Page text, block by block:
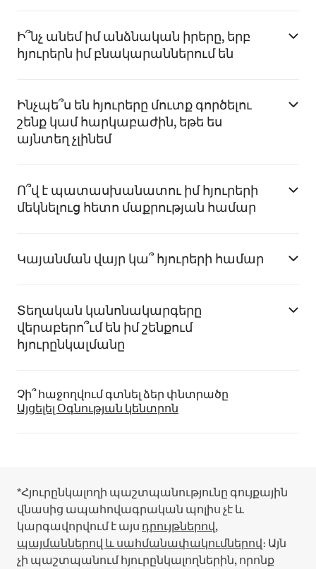
Ի՞նչ անեմ իմ անձնական իրերը, երբ
հյուրերն իմ բնակարաններում են
Ինչպե՞ս են հյուրերը մուտք գործելու
շենք կամ հարկաբաժին, եթե ես
այնտեղ չլինեմ
Ո՞վ է պատասխանատու իմ հյուրերի
մեկնելուց հետո մաքրության համար
Կայանման վայր կա՞ հյուրերի համար
Տեղական կանոնակարգերը
վերաբերո՞ւմ են իմ շենքում
հյուրընկալմանը
Չի՞ հաջողվում գտնել ձեր փնտրածը
Այցելել Օգնության կենտրոն
*Հյուրընկալողի պաշտպանությունը գույքային
վնասից ապահովագրական պոլիս չէ և
կարգավորվում է այս դրույթներով,
պայմաններով և սահմանափակումներով։ Այն
չի պաշտպանում հյուրընկալողներին, որոնք